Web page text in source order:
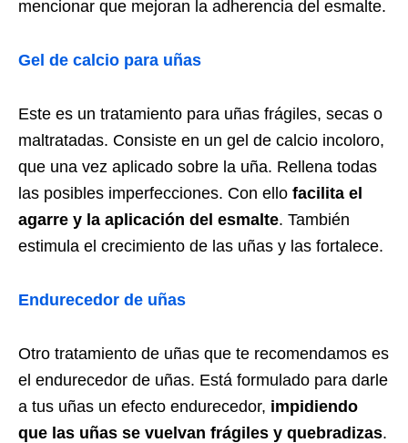
mencionar que mejoran la adherencia del esmalte.
Gel de calcio para uñas
Este es un tratamiento para uñas frágiles, secas o
maltratadas. Consiste en un gel de calcio incoloro,
que una vez aplicado sobre la uña. Rellena todas
las posibles imperfecciones. Con ello facilita el
agarre y la aplicación del esmalte. También
estimula el crecimiento de las uñas y las fortalece.
Endurecedor de uñas
Otro tratamiento de uñas que te recomendamos es
el endurecedor de uñas. Está formulado para darle
a tus uñas un efecto endurecedor, impidiendo
que las uñas se vuelvan frágiles y quebradizas.